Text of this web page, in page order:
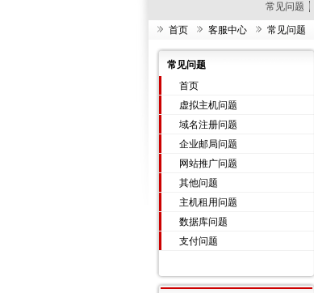
常见问题
首页 客服中心 常见问题
常见问题
首页
虚拟主机问题
域名注册问题
企业邮局问题
网站推广问题
其他问题
主机租用问题
数据库问题
支付问题